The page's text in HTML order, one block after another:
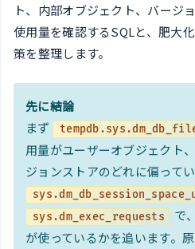
ト、内部オブジェクト、バージ
使用量を確認するSQLと、肥大
策を整理します。
先に結論
まず
用量がユーザーオブジェクト
ジョンストアのどれに偏って
sys.dm_exec_requests
で
が使っているかを追います。